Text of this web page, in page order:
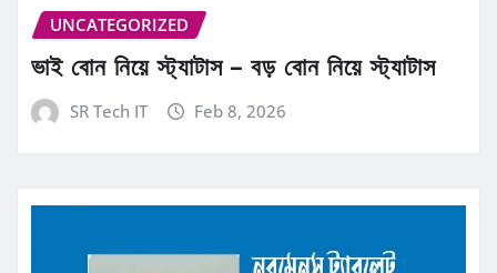
UNCATEGORIZED
ভাই বোন নিয়ে স্ট্যাটাস – বড় বোন নিয়ে স্ট্যাটাস
SR Tech IT Feb 8, 2026